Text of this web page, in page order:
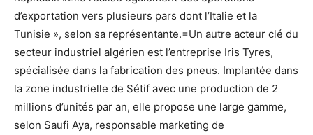
d’exportation vers plusieurs pars dont l’Italie et la
Tunisie », selon sa représentante.=Un autre acteur clé du
secteur industriel algérien est l’entreprise Iris Tyres,
spécialisée dans la fabrication des pneus. Implantée dans
la zone industrielle de Sétif avec une production de 2
millions d’unités par an, elle propose une large gamme,
selon Saufi Aya, responsable marketing de